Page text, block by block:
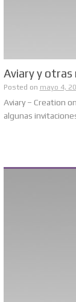
Aviary y otras
Posted on mayo 4,
Aviary – Creation
algunas